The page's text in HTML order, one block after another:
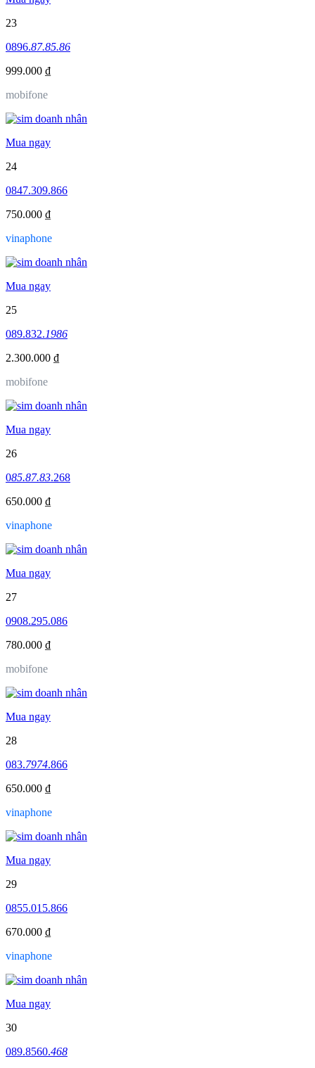
23
0896.87.85.86
999.000 ₫
mobifone
Mua ngay
24
0847.309.866
750.000 ₫
vinaphone
Mua ngay
25
089.832.1986
2.300.000 ₫
mobifone
Mua ngay
26
085.87.83.268
650.000 ₫
vinaphone
Mua ngay
27
0908.295.086
780.000 ₫
mobifone
Mua ngay
28
083.7974.866
650.000 ₫
vinaphone
Mua ngay
29
0855.015.866
670.000 ₫
vinaphone
Mua ngay
30
089.8560.468